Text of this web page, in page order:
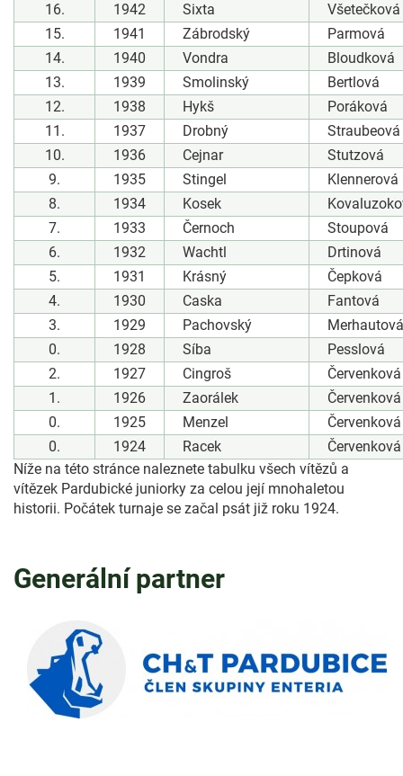
16. 1942 Sixta
Všetečková
15.
1941 Zábrodský
Parmová
14.
1940 Vondra
Bloudková
13.
1939 Smolinský
Bertlová
12.
1938 Hykš
Poráková
11.
1937 Drobný
Straubeová
10.
1936 Cejnar
Stutzová
9.
1935 Stingel
Klennerová
8.
1934 Kosek
7.
1933 Černoch
Stoupová
6.
1932 Wachtl
Drtinová
5.
1931 Krásný
Čepková
4.
1930 Caska
Fantová
3.
1929 Pachovský
Merhautová
0.
1928 Síba
Pesslová
2.
1927 Cingroš
Červenková
1.
1926 Zaorálek
Červenková
0.
1925 Menzel
Červenková
0.
1924 Racek
Červenková
Níže na této stránce naleznete tabulku všech vítězů a
vítězek Pardubické juniorky za celou její mnohaletou
historii. Počátek turnaje se začal psát již roku 1924.
Generální partner